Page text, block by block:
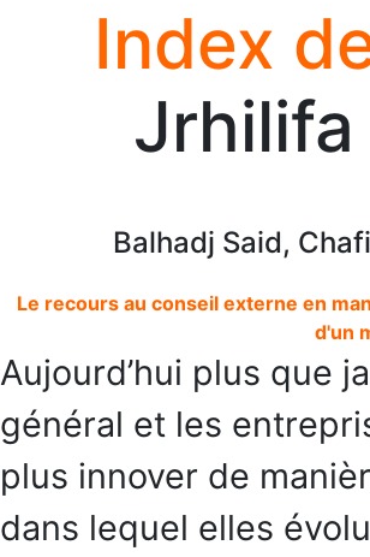
Index
Balhadj Said,
Le recours au conseil externe en
d'un
Aujourd’hui plus que
général et les
plus innover de
dans lequel elles